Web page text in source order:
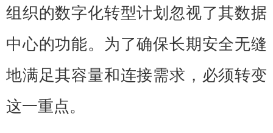
组织的数字化转型计划忽视了其数据
中心的功能。为了确保长期安全无缝
地满足其容量和连接需求，必须转变
这一重点。